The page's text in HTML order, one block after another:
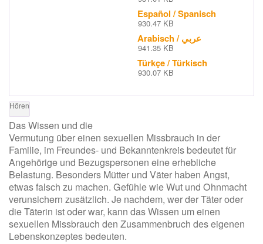
Español / Spanisch
930.47 KB
Arabisch / عربي
941.35 KB
Türkçe / Türkisch
930.07 KB
Hören
Das Wissen und die
Vermutung über einen sexuellen Missbrauch in der
Familie, im Freundes- und Bekanntenkreis bedeutet für
Angehörige und Bezugspersonen eine erhebliche
Belastung. Besonders Mütter und Väter haben Angst,
etwas falsch zu machen. Gefühle wie Wut und Ohnmacht
verunsichern zusätzlich. Je nachdem, wer der Täter oder
die Täterin ist oder war, kann das Wissen um einen
sexuellen Missbrauch den Zusammenbruch des eigenen
Lebenskonzeptes bedeuten.